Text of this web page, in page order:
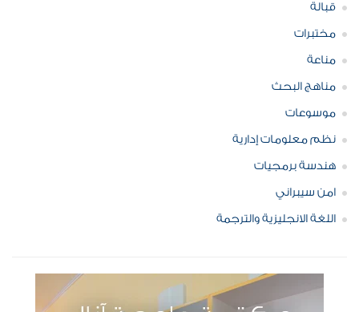
قبالة
مختبرات
مناعة
مناهج البحث
موسوعات
نظم معلومات إدارية
هندسة برمجيات
امن سيبراني
اللغة الانجليزية والترجمة